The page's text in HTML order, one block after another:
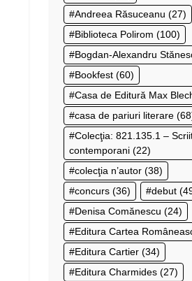
Andreea Răsuceanu (27)
Biblioteca Polirom (100)
Bogdan-Alexandru
Bookfest (60)
Casa de Editură Max
casa de pariuri literare
Colecţia: 821.135.1 –
contemporani (22)
colecţia n’autor (38)
concurs (36) debut
Denisa Comănescu (24)
Editura Cartea
Editura Cartier (34)
Editura Charmides (27)